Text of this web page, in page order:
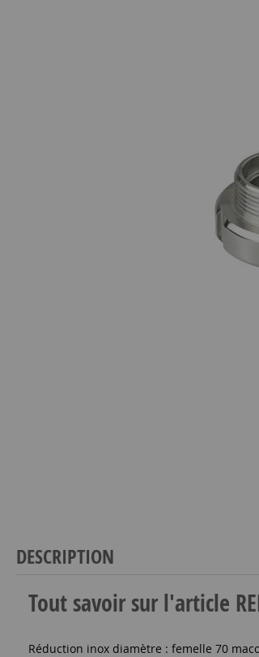
DESCRIPTION
Tout savoir sur l'article
Réduction inox diamètre : femelle 70